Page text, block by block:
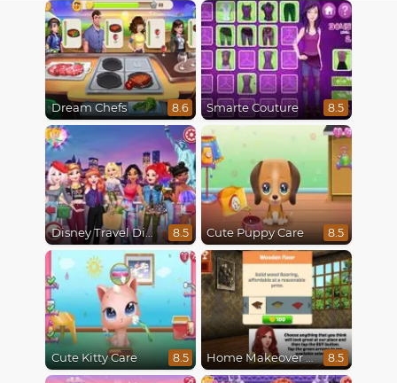
Dream Chefs 8.6 Smarte Couture 8.5
Disney Travel Diaries: City Break 8.5 Cute Puppy Care 8.5
Cute Kitty Care 8.5 Home Makeover Hidden Object 8.5